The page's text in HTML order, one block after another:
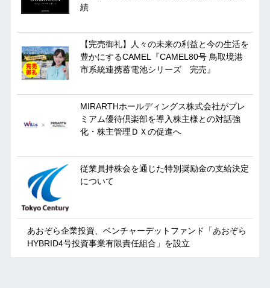
績
【完売御礼】人々の未来の利益と今の生活を
豊かにするCAMEL『CAMEL80号 鳥取境港
市系統連携蓄電池シリーズ 完売』
MIRARTHホールディングス株式会社がプレ
ミアム優待倶楽部を導入株主様との対話強
化・株主管理ＤＸの促進へ
従業員持株会を通じた特別奨励金の支給決定
について
あおぞら企業投資、ベンチャーデットファンド「あおぞら
HYBRID4号投資事業有限責任組合」を設立